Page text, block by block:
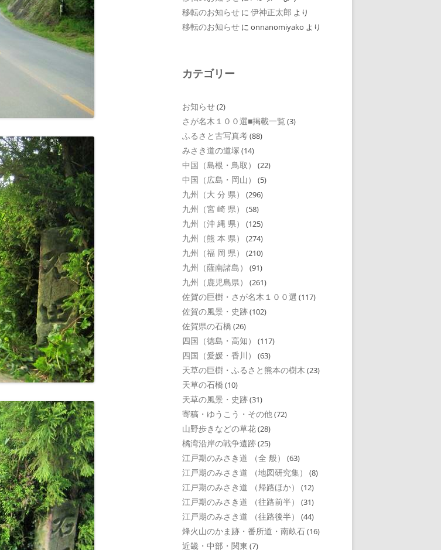
移転のお知らせ に 伊神正太郎 より
移転のお知らせ に onnanomiyako より
カテゴリー
お知らせ(2)
さが名木１００選■掲載一覧 (3)
ふるさと古写真考(88)
みさき道の道塚 (14)
中国（島根・鳥取） (22)
中国（広島・岡山） (5)
九州（大 分 県） (296)
九州（宮 崎 県） (58)
九州（沖 縄 県） (125)
九州（熊 本 県） (274)
九州（福 岡 県） (210)
九州（薩南諸島） (91)
九州（鹿児島県） (261)
佐賀の巨樹・さが名木１００選 (117)
佐賀の風景・史跡(102)
佐賀県の石橋 (26)
四国（徳島・高知） (117)
四国（愛媛・香川） (63)
天草の巨樹・ふるさと熊本の樹木 (23)
天草の石橋 (10)
天草の風景・史跡(31)
寄稿・ゆうこう・その他(72)
山野歩きなどの草花(28)
橘湾沿岸の戦争遺跡(25)
江戸期のみさき道 （全 般） (63)
江戸期のみさき道 （地図研究集） (8)
江戸期のみさき道 （帰路ほか） (12)
江戸期のみさき道 （往路前半） (31)
江戸期のみさき道 （往路後半） (44)
烽火山のかま跡・番所道・南畝石(16)
近畿・中部・関東 (7)